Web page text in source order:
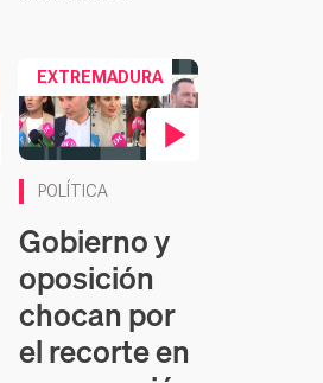
EXTREMADURA
POLÍTICA
Gobierno y
oposición
chocan por
el recorte en